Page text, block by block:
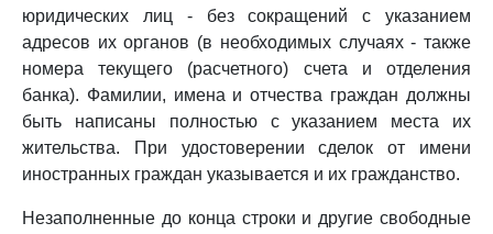
юридических лиц - без сокращений с указанием
адресов их органов (в необходимых случаях - также
номера текущего (расчетного) счета и отделения
банка). Фамилии, имена и отчества граждан должны
быть написаны полностью с указанием места их
жительства. При удостоверении сделок от имени
иностранных граждан указывается и их гражданство.
Незаполненные до конца строки и другие свободные